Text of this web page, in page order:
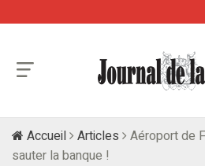
Accueil Articles
Aéroport de
sauter la banque !